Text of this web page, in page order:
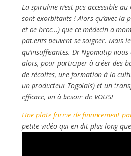
La spiruline n’est pas accessible
sont exorbitants ! Alors qu’avec la
et de broc…) que ce médecin a
patients peuvent se soigner. Mais
qu’insuffisantes. Dr Ngomatip nous
alors, pour participer à créer des
de récoltes, une formation à la
un producteur Togolais) et un
efficace, on à besoin de VOUS!
Une plate forme de financement
petite vidéo qui en dit plus long